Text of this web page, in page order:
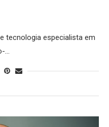
tecnologia especialista em
…